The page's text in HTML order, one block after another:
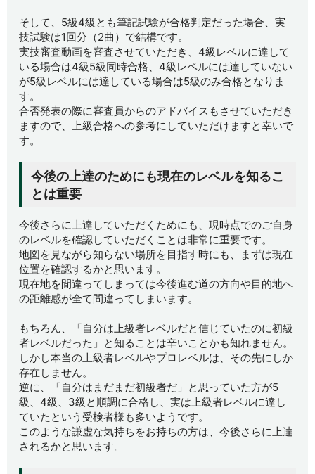
そして、5級4級とも筆記試験が合格判定だった場合、実
技試験は1回分（2曲）で結構です。
実技審査動画を審査させていただき、4級レベルに達して
いる場合は4級5級同時合格、4級レベルには達していない
が5級レベルには達している場合は5級のみ合格となりま
す。
合否発表の際に審査員からのアドバイスもさせていただき
ますので、上級合格への参考にしていただけますと幸いで
す。
今後の上達のためにも現在のレベルを知るこ
とは重要
今後さらに上達していただくためにも、現時点でのご自身
のレベルを確認していただくことは非常に重要です。
地図を見ながら知らない場所を目指す時にも、まずは現在
位置を確認するかと思います。
現在地を間違ってしまっては今後進む道の方向や目的地へ
の距離感が全て間違ってしまいます。
もちろん、「自分は上級者レベルだと信じていたのに初級
者レベルだった」と知ることは辛いことかも知れません。
しかし本当の上級者レベルやプロレベルは、その先にしか
存在しません。
逆に、「自分はまだまだ初級者だ」と思っていた方が5
級、4級、3級と順調に合格し、実は上級者レベルに達し
ていたという受検者様も多いようです。
このような謙虚な気持ちをお持ちの方は、今後さらに上達
されるかと思います。